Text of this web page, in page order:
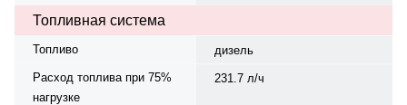
Топливная система
Топливо
дизель
Расход топлива при 75%
нагрузке
231.7 л/ч